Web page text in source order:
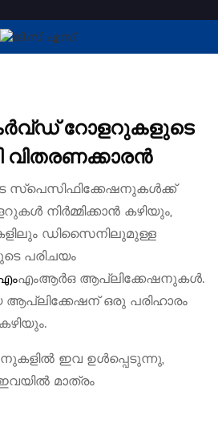
റോളറുകൾ
റോളറുകളുടെ
വിതരണക്കാരൻ
സ്പെസിഫിക്കേഷനുകൾക്ക്
നിർമ്മിക്കാൻ കഴിയും,
ഡിസൈനിലുമുള്ള
പരിചയം
എംആർഒ ആപ്ലിക്കേഷനുകൾ.
ആപ്ലിക്കേഷന് ഒരു പരിഹാരം
ഇവ ഉൾപ്പെടുന്നു,
മാത്രം